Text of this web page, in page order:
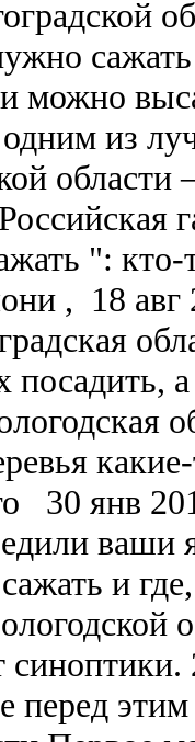
можно
из
": кто-
, 18 авг
30 янв
ваши
и
перед